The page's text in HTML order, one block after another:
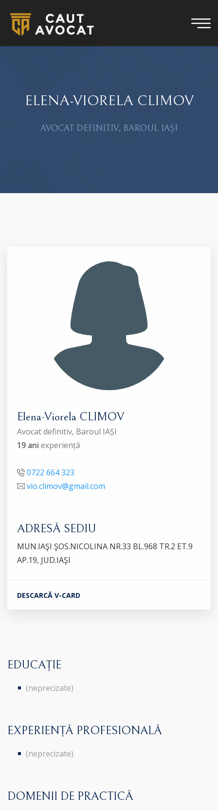
ELENA-VIORELA CLIMOV
AVOCAT DEFINITIV, BAROUL IAȘI
Elena-Viorela CLIMOV
Avocat definitiv, Baroul IAȘI
19 ani experiență
0722 664 323
vio.climov@gmail.com
ADRESĂ SEDIU
MUN.IAŞI ŞOS.NICOLINA NR.33 BL.968 TR.2 ET.9
AP.19, JUD.IAŞI
DESCARCĂ V-CARD
EDUCAȚIE
(neprecizate)
EXPERIENȚĂ PROFESIONALĂ
(neprecizate)
DOMENII DE PRACTICĂ